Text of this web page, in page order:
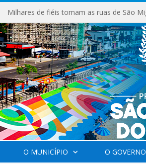
O MUNICÍPIO O GOVERNO